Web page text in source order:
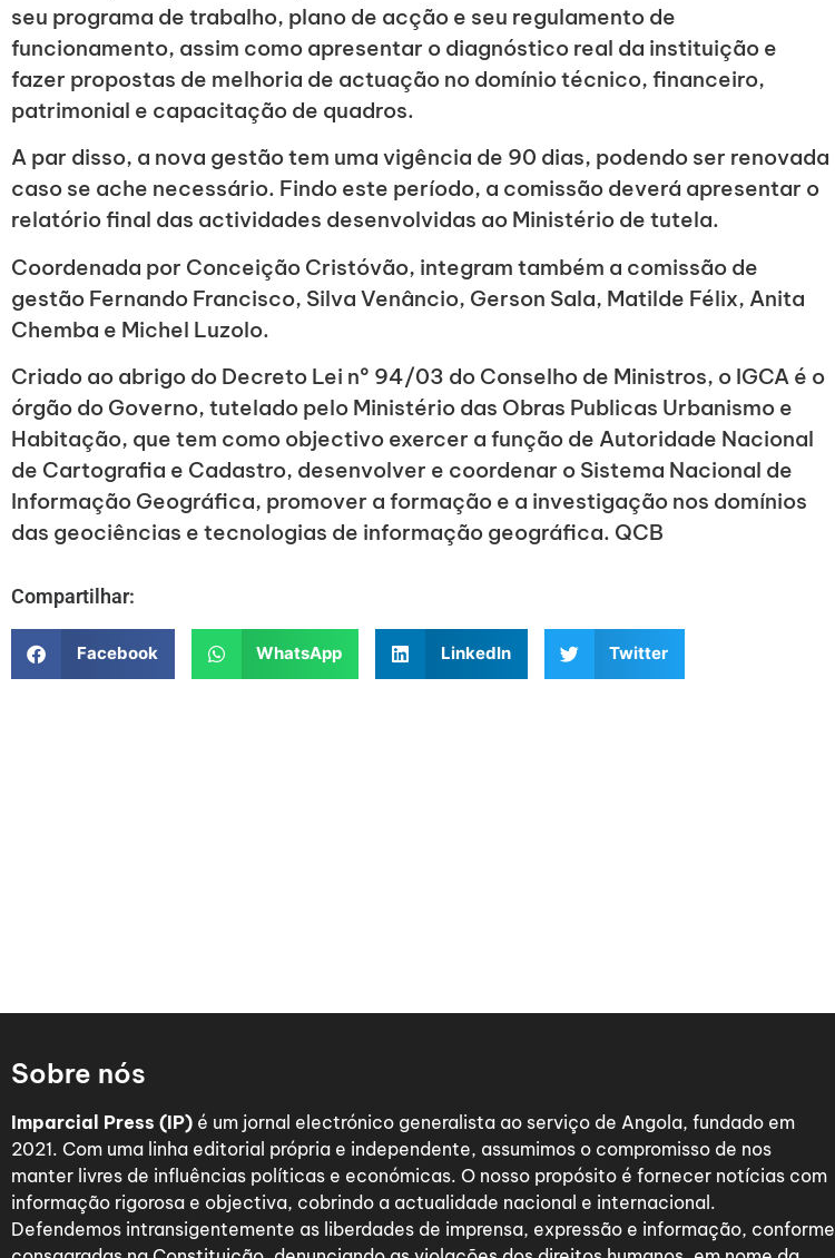
seu programa de trabalho, plano de acção e seu regulamento de
funcionamento, assim como apresentar o diagnóstico real da instituição e
fazer propostas de melhoria de actuação no domínio técnico, financeiro,
patrimonial e capacitação de quadros.
A par disso, a nova gestão tem uma vigência de 90 dias, podendo ser renovada
caso se ache necessário. Findo este período, a comissão deverá apresentar o
relatório final das actividades desenvolvidas ao Ministério de tutela.
Coordenada por Conceição Cristóvão, integram também a comissão de
gestão Fernando Francisco, Silva Venâncio, Gerson Sala, Matilde Félix, Anita
Chemba e Michel Luzolo.
Criado ao abrigo do Decreto Lei nº 94/03 do Conselho de Ministros, o IGCA é o
órgão do Governo, tutelado pelo Ministério das Obras Publicas Urbanismo e
Habitação, que tem como objectivo exercer a função de Autoridade Nacional
de Cartografia e Cadastro, desenvolver e coordenar o Sistema Nacional de
Informação Geográfica, promover a formação e a investigação nos domínios
das geociências e tecnologias de informação geográfica. QCB
Compartilhar:
Facebook WhatsApp LinkedIn Twitter
Sobre nós
Imparcial Press (IP) é um jornal electrónico generalista ao serviço de Angola, fundado em
2021. Com uma linha editorial própria e independente, assumimos o compromisso de nos
manter livres de influências políticas e económicas. O nosso propósito é fornecer notícias com
informação rigorosa e objectiva, cobrindo a actualidade nacional e internacional.
Defendemos intransigentemente as liberdades de imprensa, expressão e informação, conforme